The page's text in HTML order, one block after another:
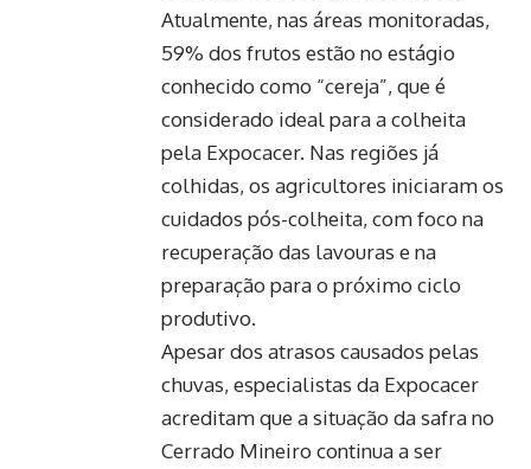
Atualmente, nas áreas monitoradas,
59% dos frutos estão no estágio
conhecido como “cereja”, que é
considerado ideal para a colheita
pela Expocacer. Nas regiões já
colhidas, os agricultores iniciaram os
cuidados pós-colheita, com foco na
recuperação das lavouras e na
preparação para o próximo ciclo
produtivo.
Apesar dos atrasos causados pelas
chuvas, especialistas da Expocacer
acreditam que a situação da safra no
Cerrado Mineiro continua a ser